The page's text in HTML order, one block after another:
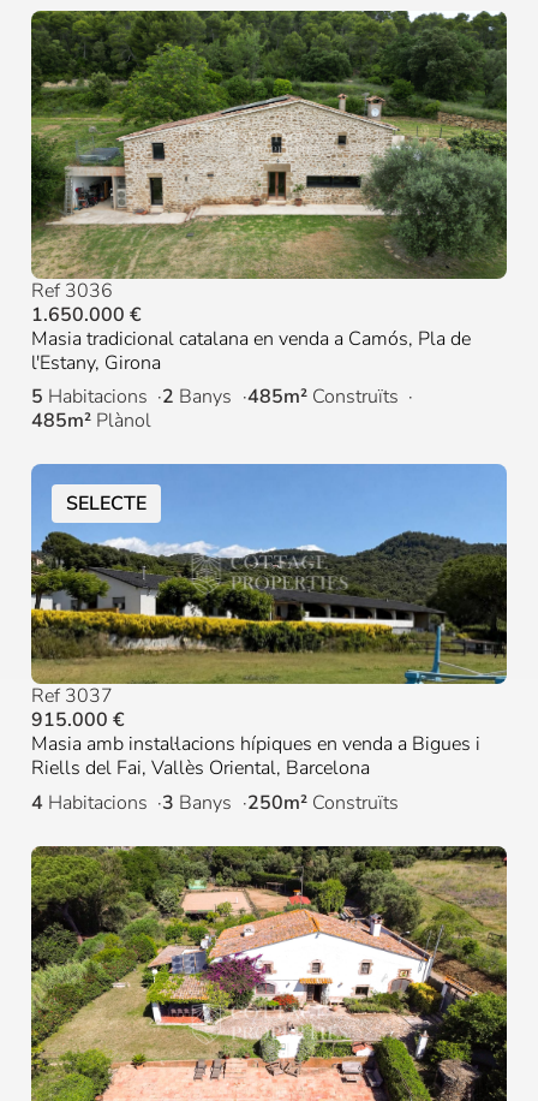
Ref 3036
1.650.000 €
Masia tradicional catalana en venda a Camós, Pla de
l'Estany, Girona
5 Habitacions 2 Banys 485m² Construïts
485m² Plànol
SELECTE
Ref 3037
915.000 €
Masia amb instal·lacions hípiques en venda a Bigues i
Riells del Fai, Vallès Oriental, Barcelona
4 Habitacions 3 Banys 250m² Construïts